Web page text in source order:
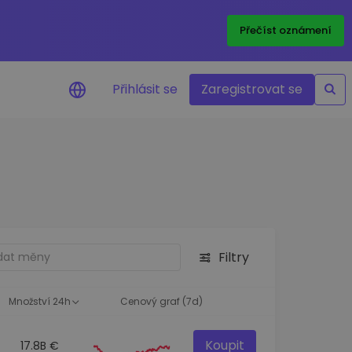
Přečíst oznámení
Přihlásit se Zaregistrovat se
Filtry
Množství 24h Cenový graf (7d)
17.8B € Koupit